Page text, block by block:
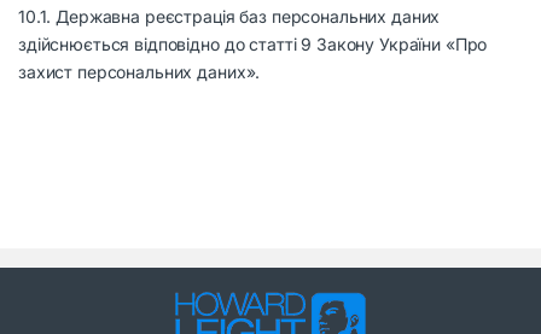
10.1. Державна реєстрація баз персональних даних
здійснюється відповідно до статті 9 Закону України «Про
захист персональних даних».